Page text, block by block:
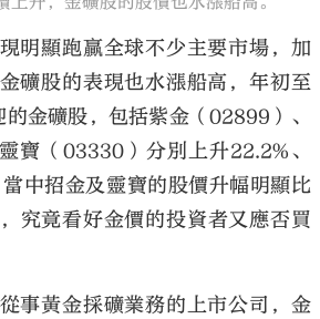
明顯跑贏全球不少主要市場，加
礦股的表現也水漲船高，年初至
金礦股，包括紫金（02899）、
寶（03330）分別上升22.2%、
中招金及靈寶的股價升幅明顯比
究竟看好金價的投資者又應否買
事黃金採礦業務的上市公司，金